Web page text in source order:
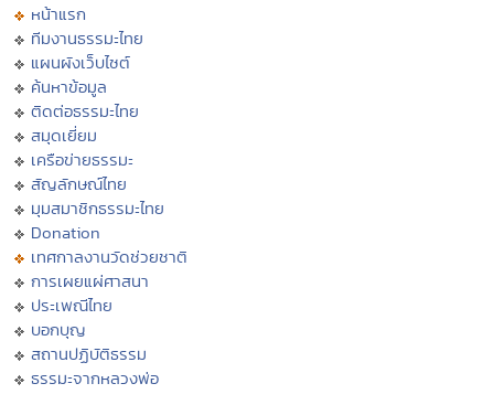
หน้าแรก
ทีมงานธรรมะไทย
แผนผังเว็บไซต์
ค้นหาข้อมูล
ติดต่อธรรมะไทย
สมุดเยี่ยม
เครือข่ายธรรมะ
สัญลักษณ์ไทย
มุมสมาชิกธรรมะไทย
Donation
เทศกาลงานวัดช่วยชาติ
การเผยแผ่ศาสนา
ประเพณีไทย
บอกบุญ
สถานปฏิบัติธรรม
ธรรมะจากหลวงพ่อ